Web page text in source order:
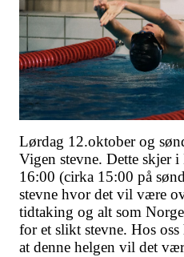
Lørdag 12.oktober og
Vigen stevne. Dette skjer
16:00 (cirka 15:00 på
stevne hvor det vil være
tidtaking og alt som
for et slikt stevne. Hos
at denne helgen vil det